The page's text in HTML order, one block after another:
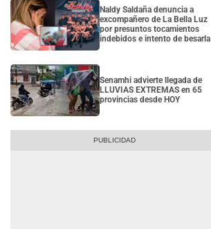
Naldy Saldaña denuncia a
excompañero de La Bella Luz
por presuntos tocamientos
indebidos e intento de besarla
Senamhi advierte llegada de
LLUVIAS EXTREMAS en 65
provincias desde HOY